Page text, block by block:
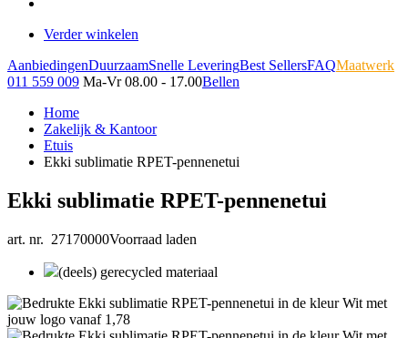
Verder winkelen
AanbiedingenDuurzaamSnelle LeveringBest SellersFAQMaatwerk
011 559 009 Ma-Vr 08.00 - 17.00Bellen
Home
Zakelijk & Kantoor
Etuis
Ekki sublimatie RPET-pennenetui
Ekki sublimatie RPET-pennenetui
art. nr. 27170000Voorraad laden
(deels) gerecycled materiaal